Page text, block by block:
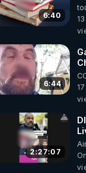
6:40
6:44
2:27:07
5